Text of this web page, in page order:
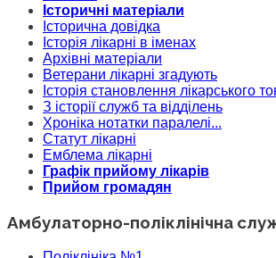
Історичні матеріали
Історична довідка
Історія лікарні в іменах
Архівні матеріали
Ветерани лікарні згадують
Історія становлення лікарського
З історії служб та відділень
Хроніка нотатки паралелі...
Статут лікарні
Емблема лікарні
Графік прийому лікарів
Прийом громадян
Амбулаторно-поліклінічна